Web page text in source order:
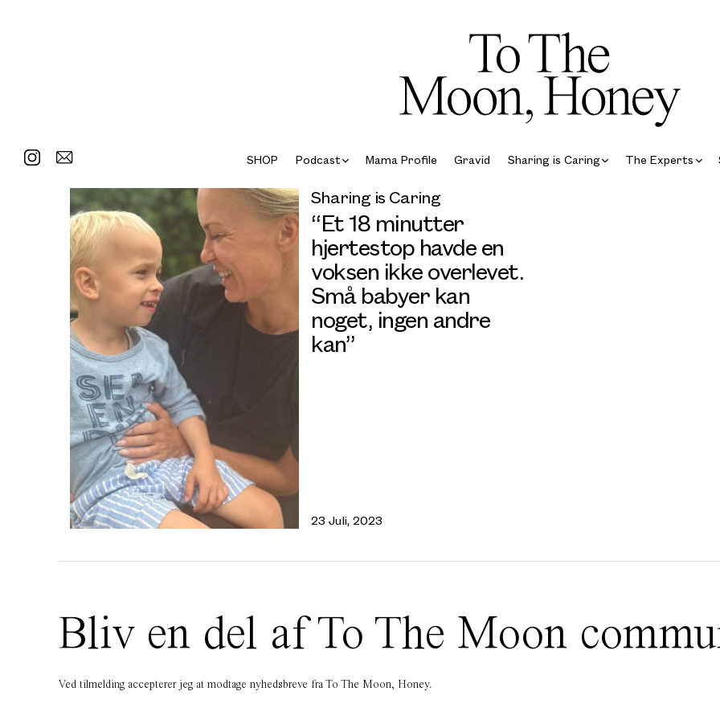
SHOP Podcast Mama Profile Gravid Sharing is Caring The Experts
Sharing is Caring
“Et 18 minutter
hjertestop havde en
voksen ikke overlevet.
Små babyer kan
noget, ingen andre
kan”
23 Juli, 2023
Bliv en del af To The Moon
Ved tilmelding accepterer jeg at modtage nyhedsbreve fra To The Moon, Honey.